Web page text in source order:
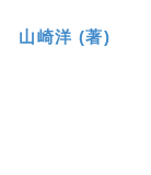
山崎洋 (著)